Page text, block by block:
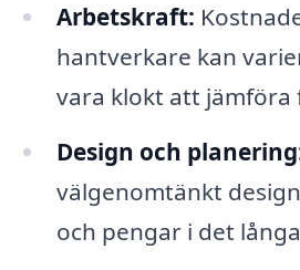
Arbetskraft:
hantverkare kan
vara klokt att jämföra
Design och
välgenomtänkt
och pengar i det